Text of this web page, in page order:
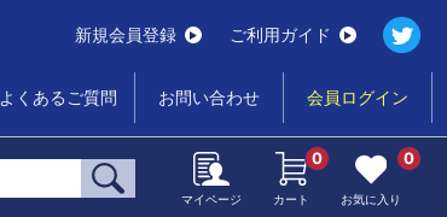
新規会員登録 ご利用ガイド
よくあるご質問 お問い合わせ 会員ログイン
マイページ カート
0
お気に入り
0